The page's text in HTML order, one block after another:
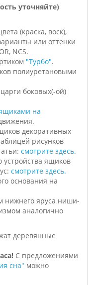
уточняйте)
(краска, воск),
или оттенки
NCS.
"Турбо".
полиуретановыми
боковых(-ой)
на
декоративных
рисунков
смотрите здесь.
устройства ящиков
смотрите здесь.
основания на
нижнего яруса ниши-
аналогично
деревянные
С предложениями
сна" можно